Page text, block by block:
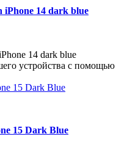
iPhone 14 dark blue
14 dark blue
устройства с помощью
15 Dark Blue